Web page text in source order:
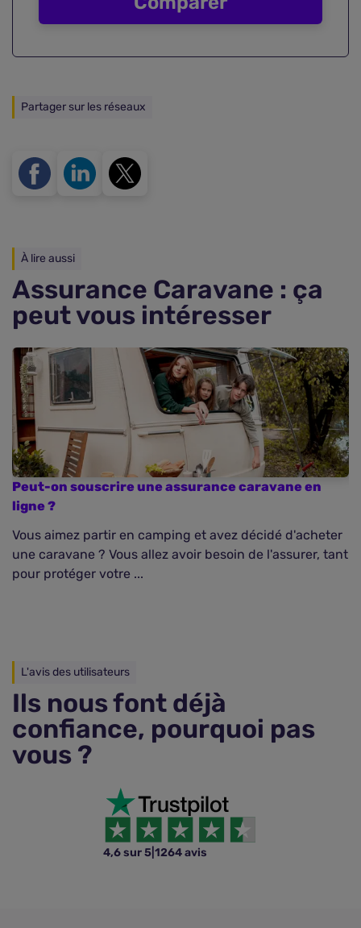
Partager sur les réseaux
À lire aussi
Assurance Caravane : ça
peut vous intéresser
Peut-on souscrire une assurance caravane en
ligne ?
Vous aimez partir en camping et avez décidé d'acheter
une caravane ? Vous allez avoir besoin de l'assurer, tant
pour protéger votre ...
L'avis des utilisateurs
Ils nous font déjà
confiance, pourquoi pas
vous ?
4,6 sur 5 1264 avis